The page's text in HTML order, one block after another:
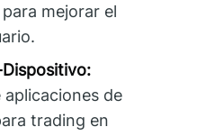
mejorar el
aplicaciones de
trading en